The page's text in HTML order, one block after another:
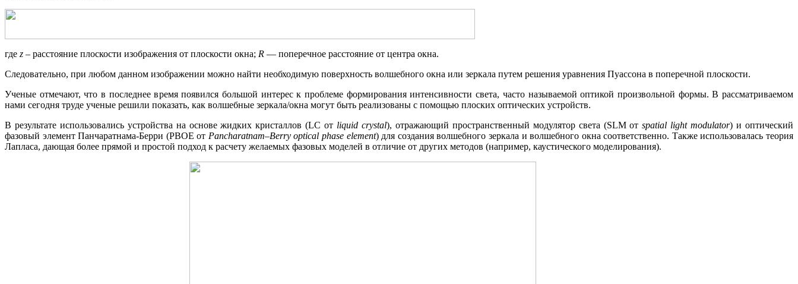
где z – расстояние плоскости изображения от плоскости окна; R — поперечное расстояние от центра окна.
Следовательно, при любом данном изображении можно найти необходимую поверхность волшебного окна или зеркала путем решения уравнения Пуассона в поперечной плоскости.
Ученые отмечают, что в последнее время появился большой интерес к проблеме формирования интенсивности света, часто называемой оптикой произвольной формы. В рассматриваемом
нами сегодня труде ученые решили показать, как волшебные зеркала/окна могут быть реализованы с помощью плоских оптических устройств.
В результате использовались устройства на основе жидких кристаллов (LC от liquid crystal), отражающий пространственный модулятор света (SLM отspatial light modulator) и оптический
фазовый элемент Панчаратнама-Берри (PBOE от Pancharatnam–Berry optical phase element) для создания волшебного зеркала и волшебного окна соответственно. Также использовалась теория
Лапласа, дающая более прямой и простой подход к расчету желаемых фазовых моделей в отличие от других методов (например, каустического моделирования).